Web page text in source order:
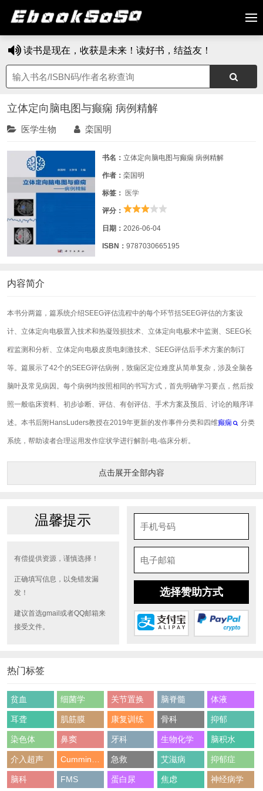
读书是现在，收获是未来！读好书，结益友！
立体定向脑电图与癫痫 病例精解
医学生物 栾国明
书名： 立体定向脑电图与癫痫 病例精解
作者： 栾国明
标签： 医学
评分：
日期： 2026-06-04
ISBN： 9787030665195
内容简介
本书分两篇，篇系统介绍SEEG评估流程中的每个环节括SEEG评估的方案设
计、立体定向电极置入技术和热凝毁损技术、立体定向电极术中监测、SEEG长
程监测和分析、立体定向电极皮质电刺激技术、SEEG评估后手术方案的制订
等。篇展示了42个的SEEG评估病例，致痫区定位难度从简单复杂，涉及全脑各
脑叶及常见病因。每个病例均按照相同的书写方式，首先明确学习要点，然后按
照一般临床资料、初步诊断、评估、有创评估、手术方案及预后、讨论的顺序详
述。本书后附HansLuders教授在2019年更新的发作事件分类和四维癫痫 分类
系统，帮助读者合理运用发作症状学进行解剖-电-临床分析。
点击展开全部内容
温馨提示
有偿提供资源，谨慎选择！
正确填写信息，以免错发漏
发！
建议首选gmail或者QQ邮箱来
接受文件。
选择赞助方式
热门标签
贫血 细菌学 关节置换 脑脊髓 体液
耳聋 肌筋膜 康复训练 骨科 抑郁
染色体 鼻窦 牙科 生物化学 脑积水
介入超声 急救 艾滋病 抑郁症
脑科 FMS 蛋白尿 焦虑 神经病学